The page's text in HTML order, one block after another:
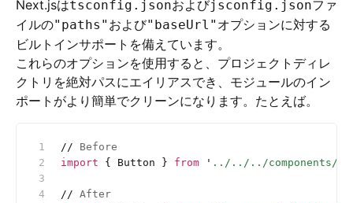
Next.jsはtsconfig.jsonおよびjsconfig.jsonファ
イルの"paths" および"baseUrl" オプションに対する
ビルトインサポートを備えています。
これらのオプションを使用すると、プロジェクトディレ
クトリを絶対パスにエイリアスでき、モジュールのイン
ポートがより簡単でクリーンになります。たとえば。
// Before
import { Button } from ' ../../../components/
// After